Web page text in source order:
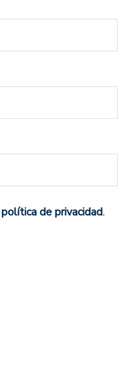
política de privacidad.